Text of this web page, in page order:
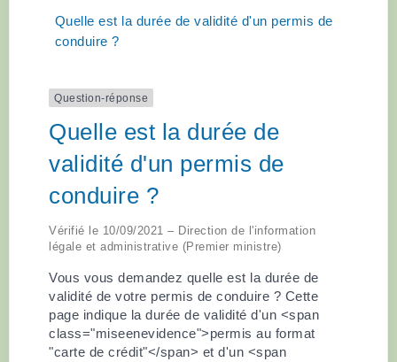
Quelle est la durée de validité d'un permis de
conduire ?
Question-réponse
Quelle est la durée de
validité d'un permis de
conduire ?
Vérifié le 10/09/2021 – Direction de l'information
légale et administrative (Premier ministre)
Vous vous demandez quelle est la durée de
validité de votre permis de conduire ? Cette
page indique la durée de validité d'un <span
class="miseenevidence">permis au format
"carte de crédit"</span> et d'un <span